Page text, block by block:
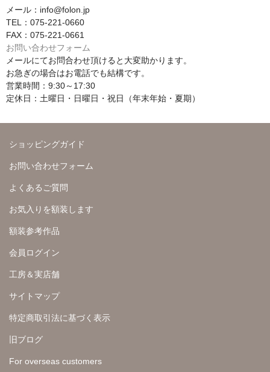
メール：info@folon.jp
TEL：075-221-0660
FAX：075-221-0661
お問い合わせフォーム
メールにてお問合わせ頂けると大変助かります。
お急ぎの場合はお電話でも結構です。
営業時間：9:30～17:30
定休日：土曜日・日曜日・祝日（年末年始・夏期）
ショッピングガイド
お問い合わせフォーム
よくあるご質問
お気入りを額装します
額装参考作品
会員ログイン
工房＆実店舗
サイトマップ
特定商取引法に基づく表示
旧ブログ
For overseas customers